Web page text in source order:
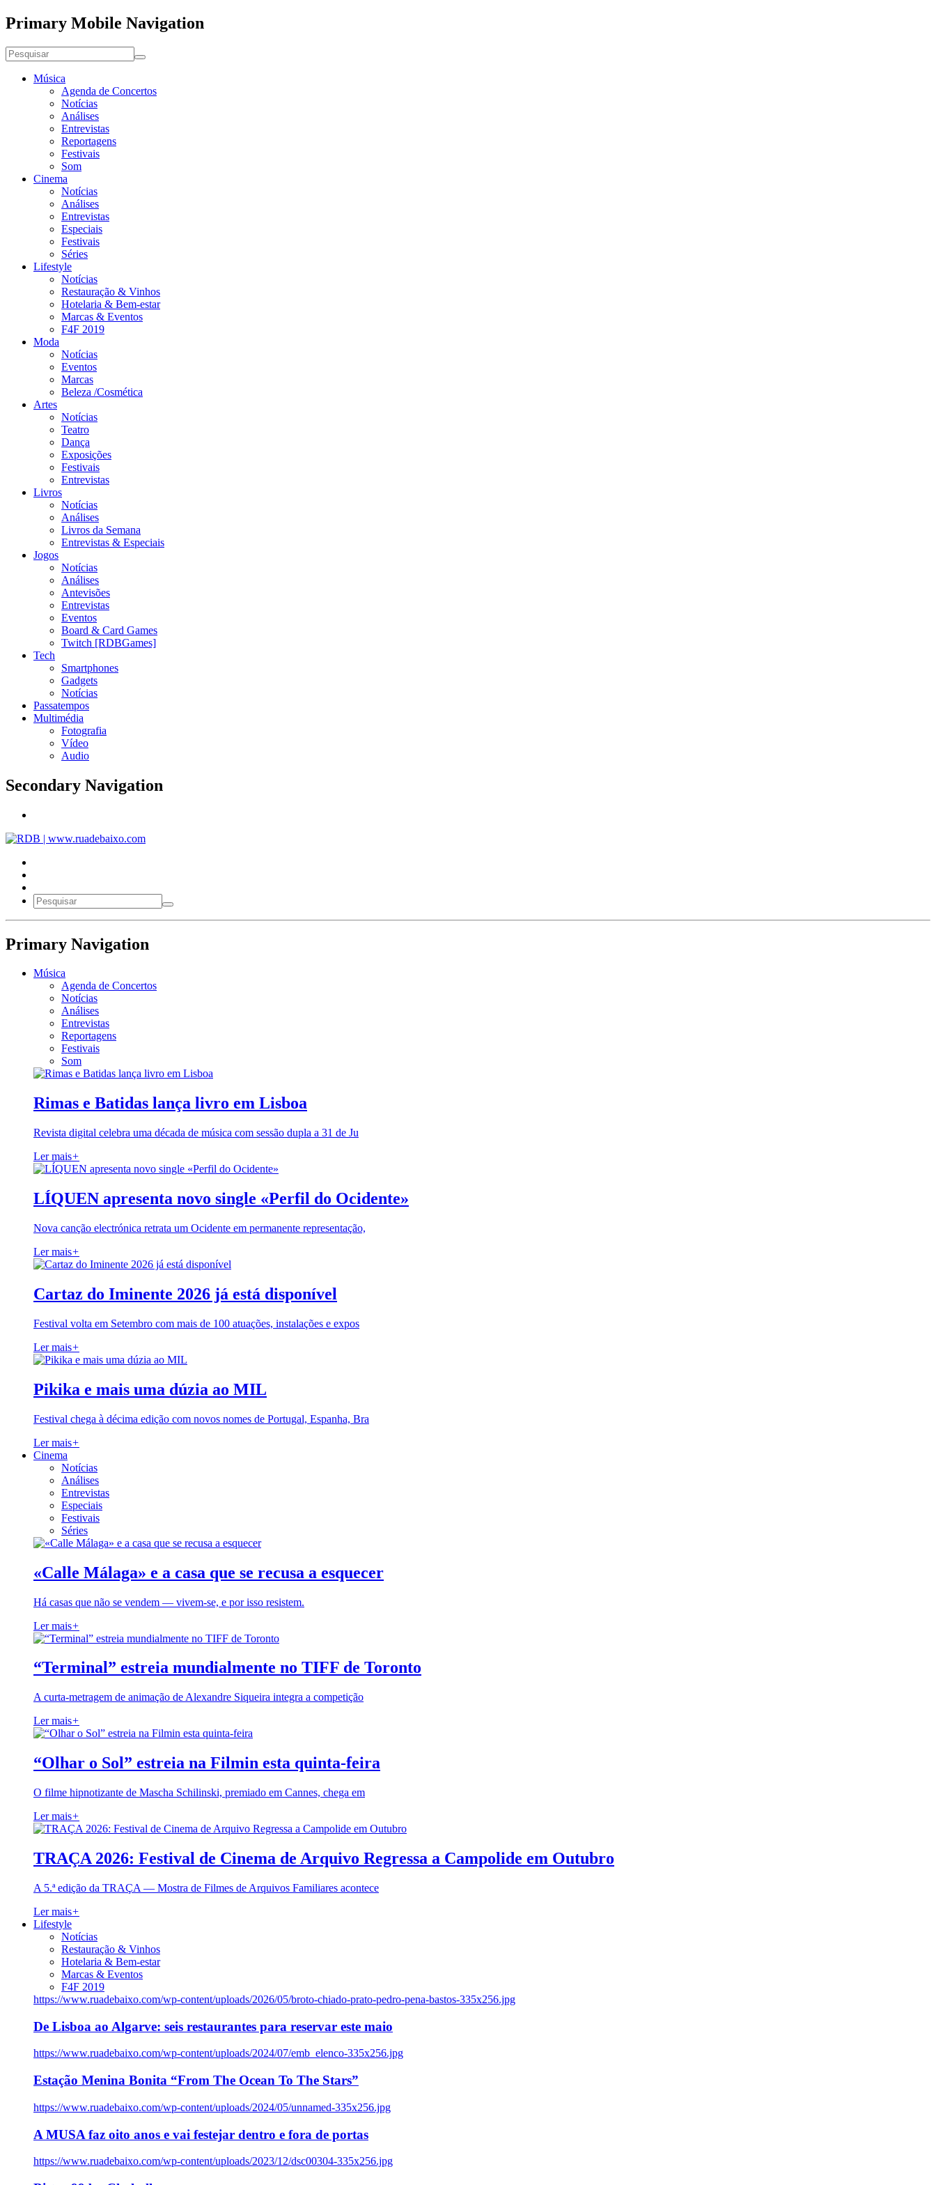
Primary Mobile Navigation
Música
Agenda de Concertos
Notícias
Análises
Entrevistas
Reportagens
Festivais
Som
Cinema
Notícias
Análises
Entrevistas
Especiais
Festivais
Séries
Lifestyle
Notícias
Restauração & Vinhos
Hotelaria & Bem-estar
Marcas & Eventos
F4F 2019
Moda
Notícias
Eventos
Marcas
Beleza /Cosmética
Artes
Notícias
Teatro
Dança
Exposições
Festivais
Entrevistas
Livros
Notícias
Análises
Livros da Semana
Entrevistas & Especiais
Jogos
Notícias
Análises
Antevisões
Entrevistas
Eventos
Board & Card Games
Twitch [RDBGames]
Tech
Smartphones
Gadgets
Notícias
Passatempos
Multimédia
Fotografia
Vídeo
Audio
Secondary Navigation
Primary Navigation
Música
Agenda de Concertos
Notícias
Análises
Entrevistas
Reportagens
Festivais
Som
Rimas e Batidas lança livro em Lisboa
Revista digital celebra uma década de música com sessão dupla a 31 de Ju
Ler mais+
LÍQUEN apresenta novo single «Perfil do Ocidente»
Nova canção electrónica retrata um Ocidente em permanente representação,
Ler mais+
Cartaz do Iminente 2026 já está disponível
Festival volta em Setembro com mais de 100 atuações, instalações e expos
Ler mais+
Pikika e mais uma dúzia ao MIL
Festival chega à décima edição com novos nomes de Portugal, Espanha, Bra
Ler mais+
Cinema
Notícias
Análises
Entrevistas
Especiais
Festivais
Séries
«Calle Málaga» e a casa que se recusa a esquecer
Há casas que não se vendem — vivem-se, e por isso resistem.
Ler mais+
“Terminal” estreia mundialmente no TIFF de Toronto
A curta-metragem de animação de Alexandre Siqueira integra a competição
Ler mais+
“Olhar o Sol” estreia na Filmin esta quinta-feira
O filme hipnotizante de Mascha Schilinski, premiado em Cannes, chega em
Ler mais+
TRAÇA 2026: Festival de Cinema de Arquivo Regressa a Campolide em Outubro
A 5.ª edição da TRAÇA — Mostra de Filmes de Arquivos Familiares acontece
Ler mais+
Lifestyle
Notícias
Restauração & Vinhos
Hotelaria & Bem-estar
Marcas & Eventos
F4F 2019
https://www.ruadebaixo.com/wp-content/uploads/2026/05/broto-chiado-prato-pedro-pena-bastos-335x256.jpg
De Lisboa ao Algarve: seis restaurantes para reservar este maio
https://www.ruadebaixo.com/wp-content/uploads/2024/07/emb_elenco-335x256.jpg
Estação Menina Bonita “From The Ocean To The Stars”
https://www.ruadebaixo.com/wp-content/uploads/2024/05/unnamed-335x256.jpg
A MUSA faz oito anos e vai festejar dentro e fora de portas
https://www.ruadebaixo.com/wp-content/uploads/2023/12/dsc00304-335x256.jpg